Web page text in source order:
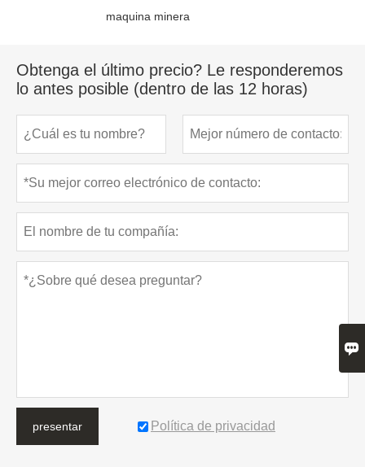
maquina minera
Obtenga el último precio? Le responderemos
lo antes posible (dentro de las 12 horas)
presentar Política de privacidad
